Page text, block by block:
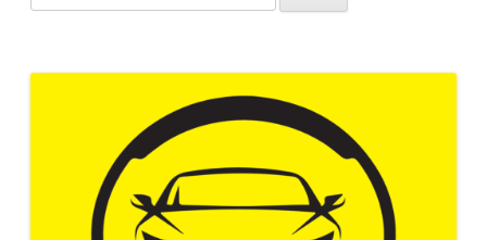
nach: